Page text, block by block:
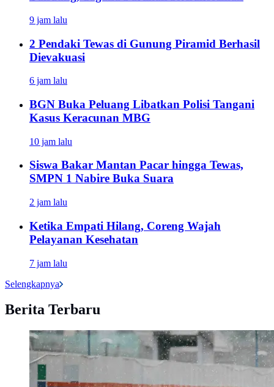
9 jam lalu
2 Pendaki Tewas di Gunung Piramid Berhasil
Dievakuasi
6 jam lalu
BGN Buka Peluang Libatkan Polisi Tangani
Kasus Keracunan MBG
10 jam lalu
Siswa Bakar Mantan Pacar hingga Tewas,
SMPN 1 Nabire Buka Suara
2 jam lalu
Ketika Empati Hilang, Coreng Wajah
Pelayanan Kesehatan
7 jam lalu
Selengkapnya
Berita Terbaru